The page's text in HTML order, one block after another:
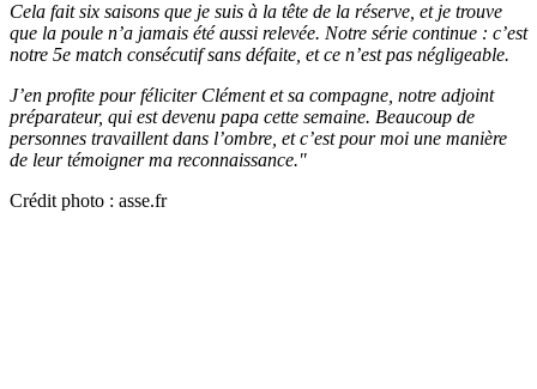
Cela fait six saisons que je suis à la tête de la réserve, et je trouve
que la poule n’a jamais été aussi relevée. Notre série continue : c’est
notre 5e match consécutif sans défaite, et ce n’est pas négligeable.
J’en profite pour féliciter Clément et sa compagne, notre adjoint
préparateur, qui est devenu papa cette semaine. Beaucoup de
personnes travaillent dans l’ombre, et c’est pour moi une manière
de leur témoigner ma reconnaissance."
Crédit photo : asse.fr